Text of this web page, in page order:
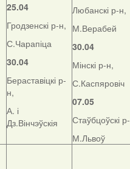
25.04
Гродзенскі р-н,
С.Чарапіца
30.04
Бераставіцкі р-
н,
А. і
Дз.Вінчэўскія
Любанскі р-н,
М.Верабей
30.04
Мінскі р-н,
С.Каспяровіч
07.05
Стаўбцоўскі
М.Львоў